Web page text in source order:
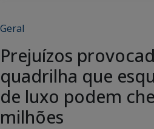
Geral
Prejuízos
quadrilha que
de luxo podem
milhões